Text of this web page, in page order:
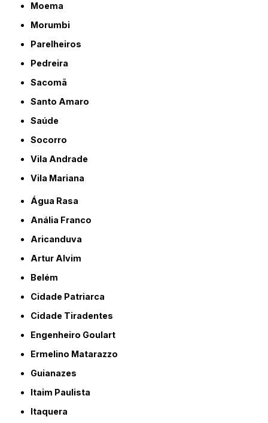
Moema
Morumbi
Parelheiros
Pedreira
Sacomã
Santo Amaro
Saúde
Socorro
Vila Andrade
Vila Mariana
Água Rasa
Anália Franco
Aricanduva
Artur Alvim
Belém
Cidade Patriarca
Cidade Tiradentes
Engenheiro Goulart
Ermelino Matarazzo
Guianazes
Itaim Paulista
Itaquera